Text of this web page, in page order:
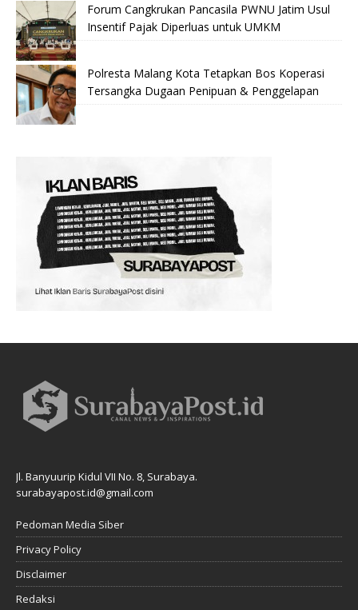
Forum Cangkrukan Pancasila PWNU Jatim Usul
Insentif Pajak Diperluas untuk UMKM
Polresta Malang Kota Tetapkan Bos Koperasi
Tersangka Dugaan Penipuan & Penggelapan
Jl. Banyuurip Kidul VII No. 8, Surabaya.
surabayapost.id@gmail.com
Pedoman Media Siber
Privacy Policy
Disclaimer
Redaksi